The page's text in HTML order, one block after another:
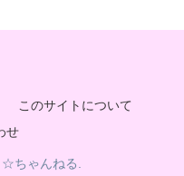
このサイトについて
せ
ちゃんねる.